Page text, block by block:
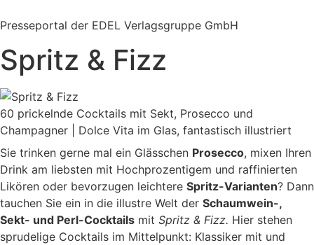
Inhalt
Presseportal der EDEL Verlagsgruppe GmbH
Spritz & Fizz
60 prickelnde Cocktails mit Sekt, Prosecco und
Champagner | Dolce Vita im Glas, fantastisch illustriert
Sie trinken gerne mal ein Glässchen Prosecco, mixen Ihren
Drink am liebsten mit Hochprozentigem und raffinierten
Likören oder bevorzugen leichtere Spritz-Varianten? Dann
tauchen Sie ein in die illustre Welt der Schaumwein-,
Sekt- und Perl-Cocktails mit Spritz & Fizz. Hier stehen
sprudelige Cocktails im Mittelpunkt: Klassiker mit und